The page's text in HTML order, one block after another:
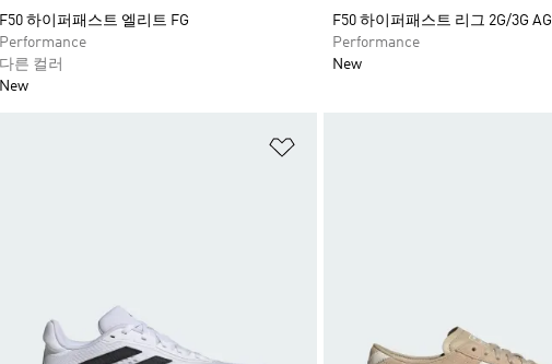
F50 하이퍼패스트 엘리트 FG
Performance
다른 컬러
New
F50 하이퍼패스트 리그 2G/3G AG
Performance
New